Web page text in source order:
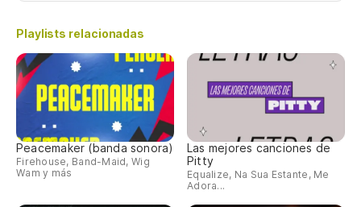
Playlists relacionadas
Peacemaker (banda sonora)
Firehouse, Band-Maid, Wig
Wam y más
Las mejores canciones de
Pitty
Equalize, Na Sua Estante, Me
Adora...